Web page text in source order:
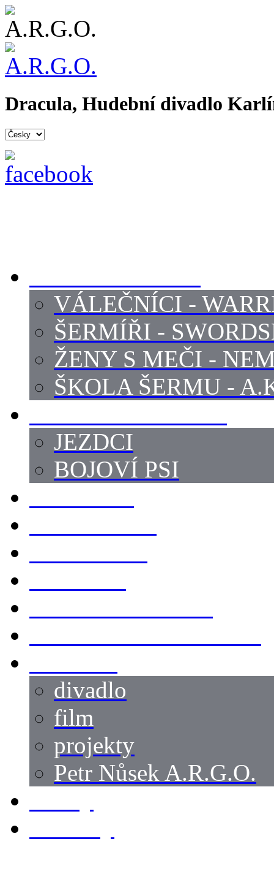
Dracula, Hudební divadlo
VÁLEČNÍCI -
ŠERMÍŘI -
ŽENY S MEČI -
ŠKOLA ŠERMU -
JEZDCI
BOJOVÍ PSI
divadlo
film
projekty
Petr Nůsek A.R.G.O.